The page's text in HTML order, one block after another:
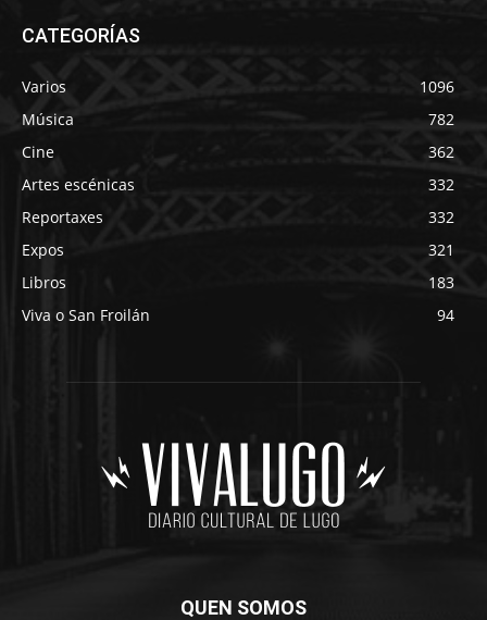
CATEGORÍAS
Varios
1096
Música
782
Cine
362
Artes escénicas
332
Reportaxes
332
Expos
321
Libros
183
Viva o San Froilán
94
QUEN SOMOS